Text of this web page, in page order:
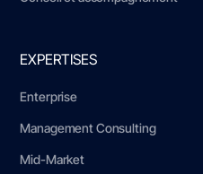
EXPERTISES
Enterprise
Management Consulting
Mid-Market